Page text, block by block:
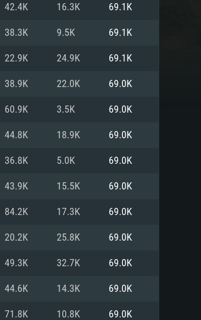
DirectX 11 ou superior;
superior, Radeon RX 570
Xeon não suportado)
II ou superior com
meses) / equivalentes
com os drivers mais
42.4K 16.3K 69.1K
38.3K 9.5K 69.1K
22.9K 24.9K 69.1K
38.9K 22.0K 69.0K
60.9K 3.5K 69.0K
44.8K 18.9K 69.0K
36.8K 5.0K 69.0K
43.9K 15.5K 69.0K
84.2K 17.3K 69.0K
20.2K 25.8K 69.0K
49.3K 32.7K 69.0K
44.6K 14.3K 69.0K
71.8K 10.8K 69.0K